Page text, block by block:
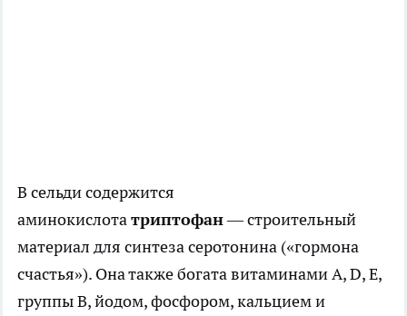
В сельди содержится
аминокислотатриптофан— строительный
материал для синтеза серотонина («гормона
счастья»). Она также богата витаминами A, D, E,
группы B, йодом, фосфором, кальцием и